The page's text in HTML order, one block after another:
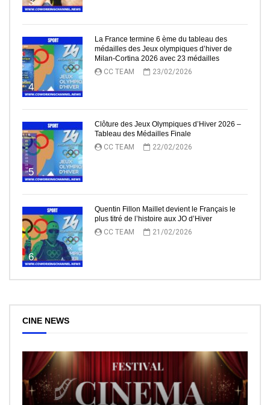
4
La France termine 6 ème du tableau des
médailles des Jeux olympiques d’hiver de
Milan-Cortina 2026 avec 23 médailles
CC TEAM
23/02/2026
5
Clôture des Jeux Olympiques d’Hiver 2026 –
Tableau des Médailles Finale
CC TEAM
22/02/2026
6
Quentin Fillon Maillet devient le Français le
plus titré de l’histoire aux JO d’Hiver
CC TEAM
21/02/2026
CINE NEWS